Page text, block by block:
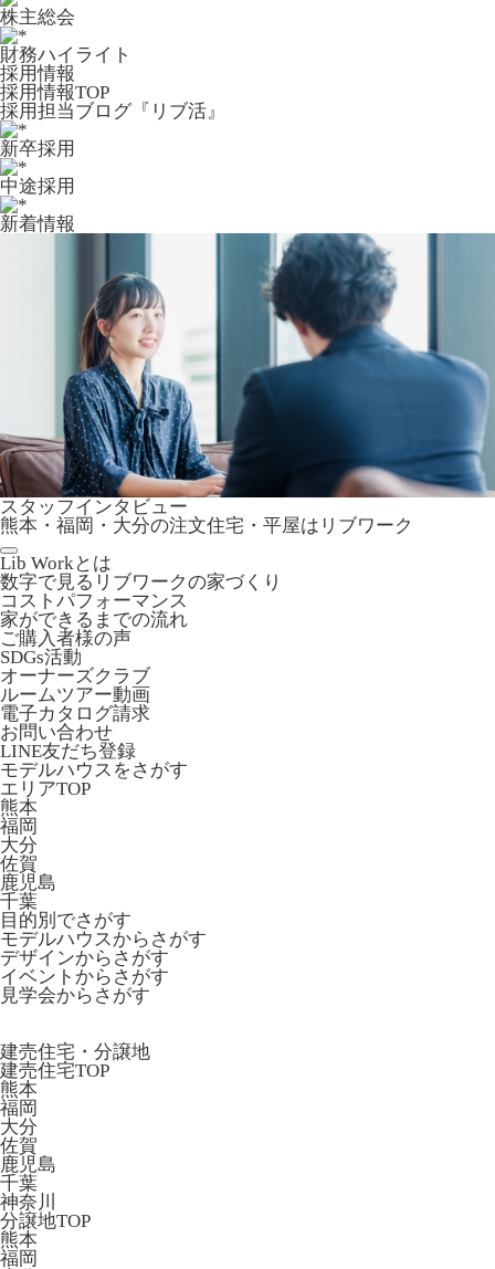
株主総会
財務ハイライト
採用情報
採用情報TOP
採用担当ブログ『リブ活』
新卒採用
中途採用
新着情報
スタッフインタビュー
熊本・福岡・大分の注文住宅・平屋はリブワーク
Lib Workとは
数字で見るリブワークの家づくり
コストパフォーマンス
家ができるまでの流れ
ご購入者様の声
SDGs活動
オーナーズクラブ
ルームツアー動画
電子カタログ請求
お問い合わせ
LINE友だち登録
モデルハウスをさがす
エリアTOP
熊本
福岡
大分
佐賀
鹿児島
千葉
目的別でさがす
モデルハウスからさがす
デザインからさがす
イベントからさがす
見学会からさがす
建売住宅・分譲地
建売住宅TOP
熊本
福岡
大分
佐賀
鹿児島
千葉
神奈川
分譲地TOP
熊本
福岡